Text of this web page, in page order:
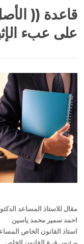
قاعدة ((
على عبء
مقال للاستاذ المساعد
احمد سمير محمد ياسين
استاذ القانون الخاص